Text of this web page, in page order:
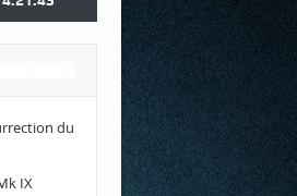
du
IX